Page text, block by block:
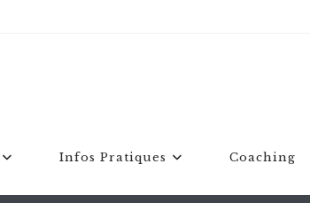
Infos Pratiques Coaching